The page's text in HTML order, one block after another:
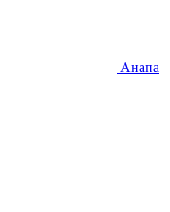
Анапа